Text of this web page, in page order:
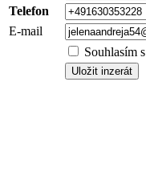
Telefon
E-mail
Souhlasím s